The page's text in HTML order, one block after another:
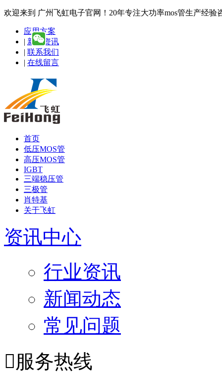
欢迎来到 广州飞虹电子官网！20年专注大功率mos管生产经验
应用方案
| 新闻资讯
| 联系我们
| 在线留言
首页
低压MOS管
高压MOS管
IGBT
三端稳压管
三极管
肖特基
关于飞虹
资讯中心
行业资讯
新闻动态
常见问题
服务热线